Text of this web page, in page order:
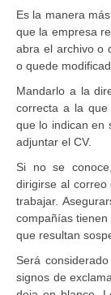
Es la manera
que la empresa
abra el archivo o
o quede
Mandarlo a la
correcta a la
que lo indican en
adjuntar el CV.
Si no se
dirigirse al
trabajar.
compañías
que resultan
Será
signos de